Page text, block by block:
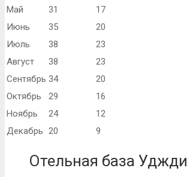
Май
31
17
Июнь
35
20
Июль
38
23
Август
38
23
Сентябрь 34
20
Октябрь
29
16
Ноябрь
24
12
Декабрь 20 9
Отельная база Уджди